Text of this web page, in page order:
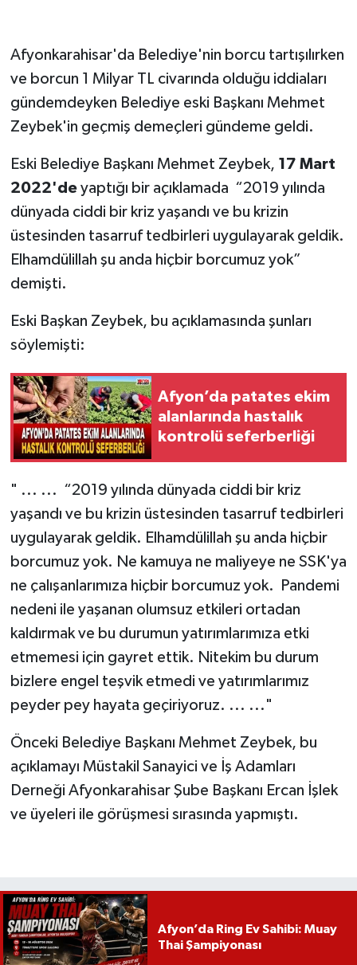
Afyonkarahisar'da Belediye'nin borcu tartışılırken
ve borcun 1 Milyar TL civarında olduğu iddiaları
gündemdeyken Belediye eski Başkanı Mehmet
Zeybek'in geçmiş demeçleri gündeme geldi.
Eski Belediye Başkanı Mehmet Zeybek, 17 Mart
2022'deyaptığı bir açıklamada “2019 yılında
dünyada ciddi bir kriz yaşandı ve bu krizin
üstesinden tasarruf tedbirleri uygulayarak geldik.
Elhamdülillah şu anda hiçbir borcumuz yok”
demişti.
Eski Başkan Zeybek, bu açıklamasında şunları
söylemişti:
Afyon’da patates ekim
alanlarında hastalık
kontrolü seferberliği
" ... ... “2019 yılında dünyada ciddi bir kriz
yaşandı ve bu krizin üstesinden tasarruf tedbirleri
uygulayarak geldik. Elhamdülillah şu anda hiçbir
borcumuz yok. Ne kamuya ne maliyeye ne SSK'ya
ne çalışanlarımıza hiçbir borcumuz yok. Pandemi
nedeni ile yaşanan olumsuz etkileri ortadan
kaldırmak ve bu durumun yatırımlarımıza etki
etmemesi için gayret ettik. Nitekim bu durum
bizlere engel teşvik etmedi ve yatırımlarımız
peyder pey hayata geçiriyoruz. ... ..."
Önceki Belediye Başkanı Mehmet Zeybek, bu
açıklamayı Müstakil Sanayici ve İş Adamları
Derneği Afyonkarahisar Şube Başkanı Ercan İşlek
ve üyeleri ile görüşmesi sırasında yapmıştı.
Afyon’da Ring Ev Sahibi: Muay
Thai Şampiyonası